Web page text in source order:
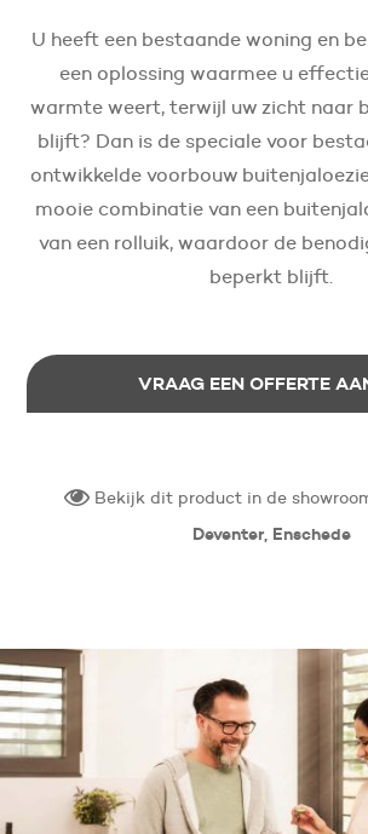
U heeft een bestaande woning en
een oplossing waarmee u
warmte weert, terwijl uw zicht naar
blijft? Dan is de speciale voor
ontwikkelde voorbouw
mooie combinatie van een
van een rolluik, waardoor de
beperkt blijft.
VRAAG EEN OFFERTE
Bekijk dit product in de
Deventer, Enschede